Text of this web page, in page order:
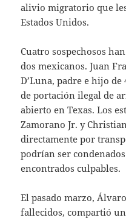
alivio migratorio que
Estados Unidos.
Cuatro sospechosos
dos mexicanos. Juan
D’Luna, padre e hijo de
de portación ilegal de
abierto en Texas. Los
Zamorano Jr. y
directamente por
podrían ser
encontrados culpables.
El pasado marzo,
fallecidos, compartió